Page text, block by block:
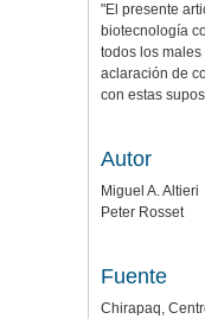
"El presente
biotecnología
todos los
aclaración de
con estas
Autor
Miguel A. Altieri
Peter Rosset
Fuente
Chirapaq,